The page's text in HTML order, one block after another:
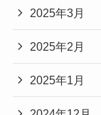
2025年3月
2025年2月
2025年1月